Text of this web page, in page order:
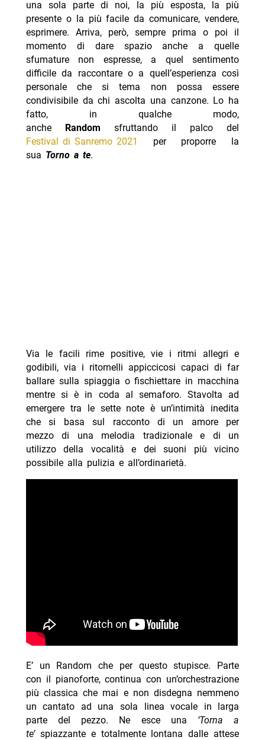
una sola parte di noi, la più esposta, la più
presente o la più facile da comunicare, vendere,
esprimere. Arriva, però, sempre prima o poi il
momento di dare spazio anche a quelle
sfumature non espresse, a quel sentimento
difficile da raccontare o a quell’esperienza così
personale che si tema non possa essere
condivisibile da chi ascolta una canzone. Lo ha
fatto, in qualche modo,
anche
Random sfruttando il palco del
Festival di Sanremo 2021
per proporre la
sua Torno a te.
Via le facili rime positive, vie i ritmi allegri e
godibili, via i ritornelli appiccicosi capaci di far
ballare sulla spiaggia o fischiettare in macchina
mentre si è in coda al semaforo. Stavolta ad
emergere tra le sette note è un’intimità inedita
che si basa sul racconto di un amore per
mezzo di una melodia tradizionale e di un
utilizzo della vocalità e dei suoni più vicino
possibile alla pulizia e all’ordinarietà.
E’ un Random che per questo stupisce. Parte
con il pianoforte, continua con un’orchestrazione
più classica che mai e non disdegna nemmeno
un cantato ad una sola linea vocale in larga
parte del pezzo. Ne esce una ‘Torna a
te’ spiazzante e totalmente lontana dalle attese